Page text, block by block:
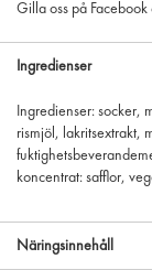
Gilla oss på Facebook
Ingredienser
Ingredienser: socker,
rismjöl, lakritsextrakt,
koncentrat: safflor,
Näringsinnehåll